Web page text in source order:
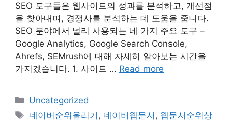
SEO 도구들은 웹사이트의 성과를 분석하고, 개선점
을 찾아내며, 경쟁사를 분석하는 데 도움을 줍니다.
SEO 분야에서 널리 사용되는 네 가지 주요 도구 –
Google Analytics, Google Search Console,
Ahrefs, SEMrush에 대해 자세히 알아보는 시간을
가지겠습니다. 1. 사이트 … Read more
Categories
Uncategorized
Tags
네이버순위올리기 , 네이버웹문서 , 웹문서순위상